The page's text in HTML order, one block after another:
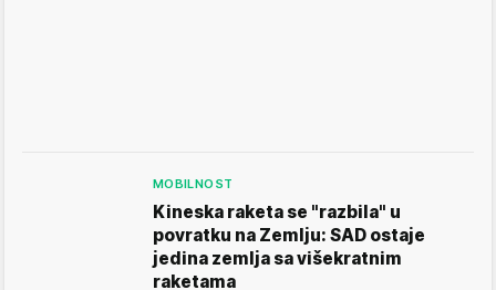
MOBILNOST
Kineska raketa se "razbila" u
povratku na Zemlju: SAD ostaje
jedina zemlja sa višekratnim
raketama